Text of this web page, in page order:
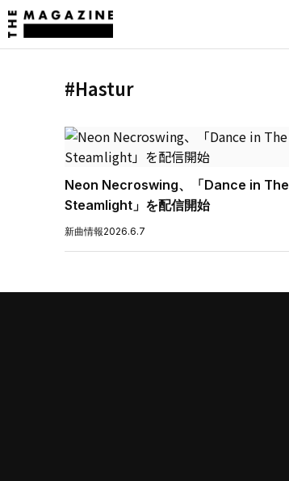
#Hastur
Neon Necroswing、「Dance in The
Steamlight」を配信開始
新曲情報2026.6.7